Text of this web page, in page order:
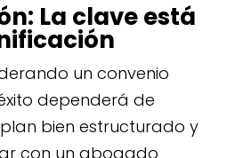
La clave está
un convenio
dependerá de
bien estructurado y
con un abogado